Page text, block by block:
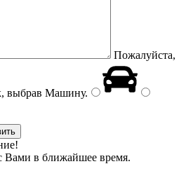
Пожалуйста,
выбрав Машину.
Вами в ближайшее время.